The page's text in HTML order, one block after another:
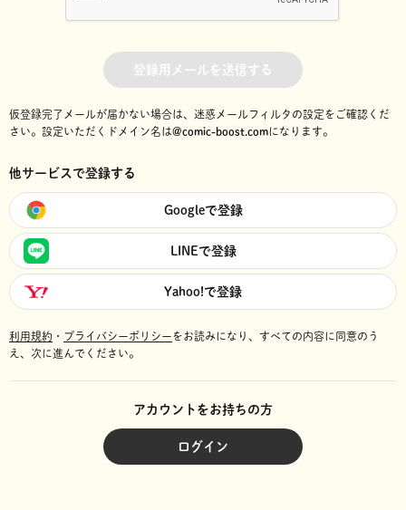
登録用メールを送信する
仮登録完了メールが届かない場合は、迷惑メールフィルタの設定をご確認くだ
さい。 設定いただくドメイン名は@comic-boost.comになります。
他サービスで登録する
Googleで登録
LINEで登録
Yahoo!で登録
利用規約 ・ プライバシーポリシーをお読みになり、 すべての内容に同意のう
え、次に進んでください。
アカウントをお持ちの方
ログイン